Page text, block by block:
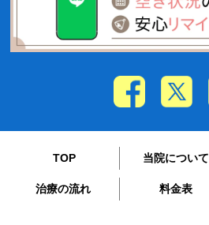
TOP 当院について
治療の流れ 料金表